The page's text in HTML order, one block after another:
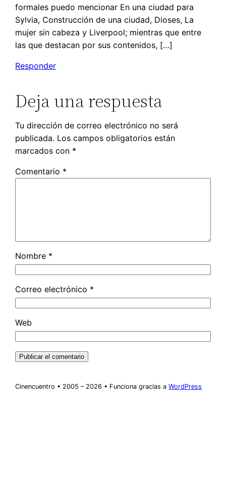
formales puedo mencionar En una ciudad para
Sylvia, Construcción de una ciudad, Dioses, La
mujer sin cabeza y Liverpool; mientras que entre
las que destacan por sus contenidos, […]
Responder
Deja una respuesta
Tu dirección de correo electrónico no será
publicada. Los campos obligatorios están
marcados con *
Comentario *
Nombre *
Correo electrónico *
Web
Cinencuentro • 2005 – 2026 • Funciona gracias aWordPress